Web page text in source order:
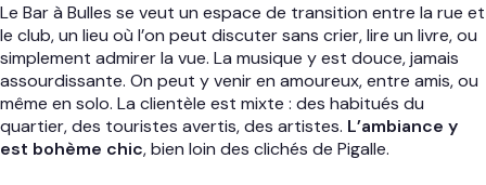
Le Bar à Bulles se veut un espace de transition entre la rue et
le club, un lieu où l’on peut discuter sans crier, lire un livre, ou
simplement admirer la vue. La musique y est douce, jamais
assourdissante. On peut y venir en amoureux, entre amis, ou
même en solo. La clientèle est mixte : des habitués du
quartier, des touristes avertis, des artistes. L’ambiance y
est bohème chic, bien loin des clichés de Pigalle.